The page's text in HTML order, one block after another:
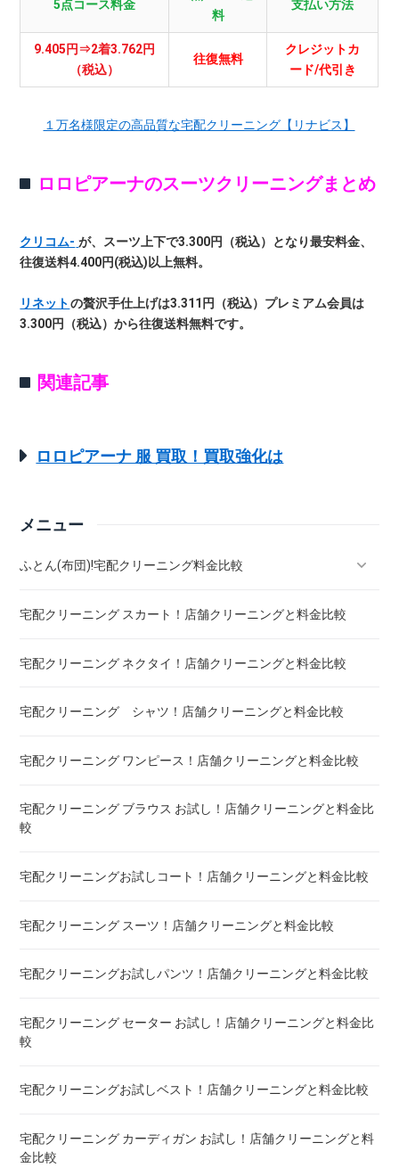
5点コース料金
料
支払い方法
9.405円⇒2着3.762円
（税込）
往復無料
クレジットカ
ード/代引き
１万名様限定の高品質な宅配クリーニング【リナビス】
ロロピアーナのスーツクリーニングまとめ
クリコム- が、スーツ上下で3.300円（税込）となり最安料金、
往復送料4.400円(税込)以上無料。
リネット の贅沢手仕上げは3.311円（税込）プレミアム会員は
3.300円（税込）から往復送料無料です。
関連記事
ロロピアーナ 服 買取！買取強化は
メニュー
ふとん(布団)!宅配クリーニング料金比較
羽毛ふとん(布団)!宅配クリーニング料金比較
こたつ布団 クリーニング ! 料金 比較
布団クリーニング ! ダニ除去率ランキング
布団クリーニング 真空圧縮サービス 料金比較 ! 市販の圧縮袋
宅配クリーニング 絨毯・カーペット ! 料金 比較
宅配クリーニング シーツ ! 安いランキング
布団クリーニング 敷布団 ! 料金 比較
布団クリーニング ベビーふとん ! 料金 比較
布団クリーニング+レンタル布団 ! 値段 比較
宅配クリーニング スカート！店舗クリーニングと料金比較
宅配クリーニング ネクタイ！店舗クリーニングと料金比較
宅配クリーニング シャツ！店舗クリーニングと料金比較
宅配クリーニング ワンピース！店舗クリーニングと料金比較
宅配クリーニング ブラウス お試し！店舗クリーニングと料金比
較
宅配クリーニングお試しコート！店舗クリーニングと料金比較
宅配クリーニング スーツ！店舗クリーニングと料金比較
宅配クリーニングお試しパンツ！店舗クリーニングと料金比較
宅配クリーニング セーター お試し！店舗クリーニングと料金比
較
宅配クリーニングお試しベスト！店舗クリーニングと料金比較
宅配クリーニング カーディガン お試し！店舗クリーニングと料
金比較